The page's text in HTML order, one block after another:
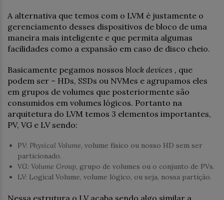
A alternativa que temos com o LVM é justamente o
gerenciamento desses dispositivos de bloco de uma
maneira mais inteligente e que permita algumas
facilidades como a expansão em caso de disco cheio.
Basicamente pegamos nossos block devices , que
podem ser – HDs, SSDs ou NVMes e agrupamos eles
em grupos de volumes que posteriormente são
consumidos em volumes lógicos. Portanto na
arquitetura do LVM temos 3 elementos importantes,
PV, VG e LV sendo:
PV: Physical Volume, volume físico ou nosso HD sem ser
particionado.
VG: Volume Group, grupo de volumes ou o conjunto de PVs.
LV: Logical Volume, volume lógico, ou seja, nossa partição.
Nessa estrutura o LV acaba sendo algo similar a